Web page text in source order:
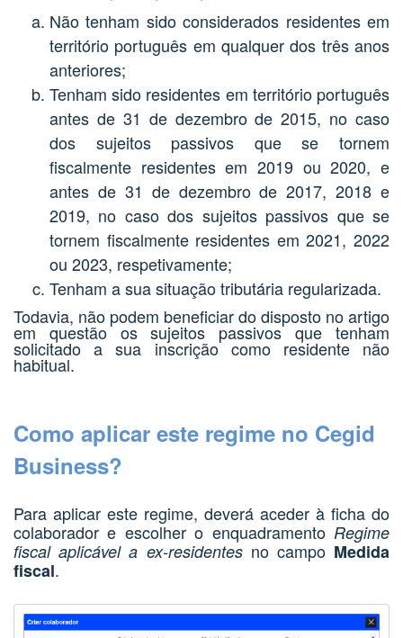
Não tenham sido considerados residentes em
território português em qualquer dos três anos
anteriores;
Tenham sido residentes em território português
antes de 31 de dezembro de 2015, no caso
dos sujeitos passivos que se tornem
fiscalmente residentes em 2019 ou 2020, e
antes de 31 de dezembro de 2017, 2018 e
2019, no caso dos sujeitos passivos que se
tornem fiscalmente residentes em 2021, 2022
ou 2023, respetivamente;
Tenham a sua situação tributária regularizada.
Todavia, não podem beneficiar do disposto no artigo
em questão os sujeitos passivos que tenham
solicitado a sua inscrição como residente não
habitual.
Como aplicar este regime no Cegid
Business?
Para aplicar este regime, deverá aceder à ficha do
colaborador e escolher o enquadramento Regime
fiscal aplicável a ex-residentesno campo Medida
fiscal.